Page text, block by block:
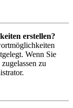
erstellen?
Wenn Sie
zu